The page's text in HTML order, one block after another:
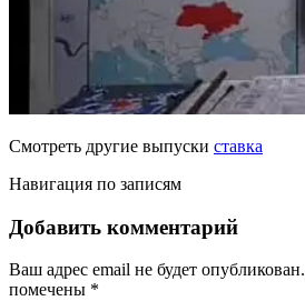
Смотреть другие выпуски ставка
Навигация по записям
Добавить комментарий
Ваш адрес email не будет опубликован.
помечены *